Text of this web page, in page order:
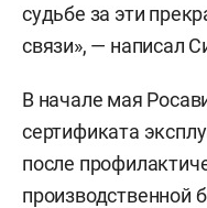
судьбе за эти
связи», — написал
В начале мая
сертификата
после
производственной